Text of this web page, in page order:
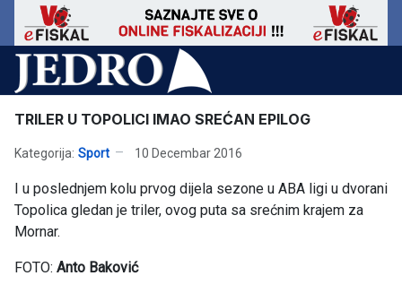
TRILER U TOPOLICI IMAO SREĆAN EPILOG
Kategorija: Sport 10 Decembar 2016
I u poslednjem kolu prvog dijela sezone u ABA ligi u dvorani
Topolica gledan je triler, ovog puta sa srećnim krajem za
Mornar.
FOTO: Anto Baković